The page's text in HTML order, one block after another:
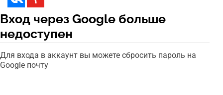
Вход через Google больше
недоступен
Для входа в аккаунт вы можете сбросить пароль на
Google почту